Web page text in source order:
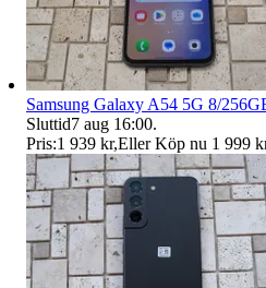
Samsung Galaxy A54 5G 8/
Sluttid7 aug 16:00.
Pris:1 939 kr,Eller Köp nu 1 999